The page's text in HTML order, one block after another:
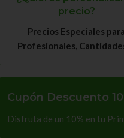
precio?
Precios Especiales para
Profesionales,
Cupón Descuento
Disfruta de un 10% en tu